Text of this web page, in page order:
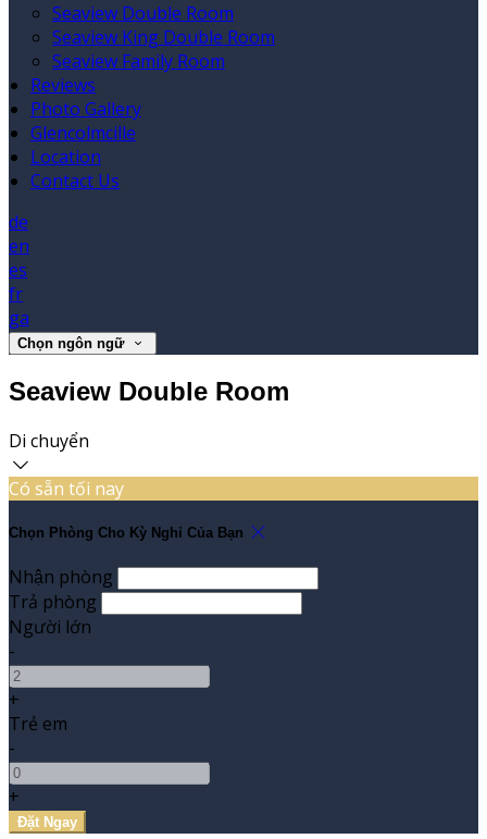
Seaview Double Room
Seaview King Double Room
Seaview Family Room
Reviews
Photo Gallery
Glencolmcille
Location
Contact Us
de
en
es
fr
ga
Chọn ngôn ngữ
Seaview Double Room
Di chuyển
Có sẵn tối nay
Chọn Phòng Cho Kỳ Nghỉ Của Bạn
Nhận phòng
Trả phòng
Người lớn
-
+
Trẻ em
-
+